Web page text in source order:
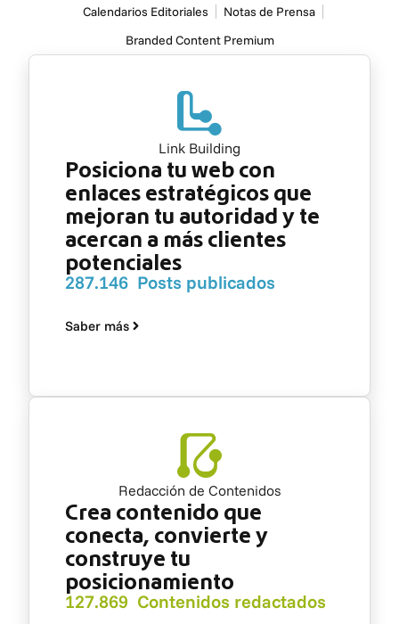
Calendarios Editoriales
Notas de Prensa
Branded Content Premium
Link Building
Posiciona tu web con
enlaces estratégicos que
mejoran tu autoridad y te
acercan a más clientes
potenciales
287.146 Posts publicados
Saber más
Redacción de Contenidos
Crea contenido que
conecta, convierte y
construye tu
posicionamiento
127.869 Contenidos redactados